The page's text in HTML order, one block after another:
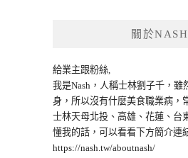
關於NASH
給業主跟粉絲,
我是Nash，人稱士林劉子千，雖
身，所以沒有什麼美食職業病，
士林天母北投、高雄、花蓮、台
懂我的話，可以看看下方簡介連
https://nash.tw/aboutnash/